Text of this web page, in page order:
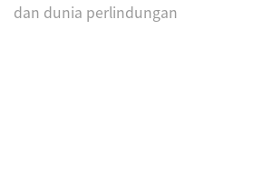
dan dunia perlindungan